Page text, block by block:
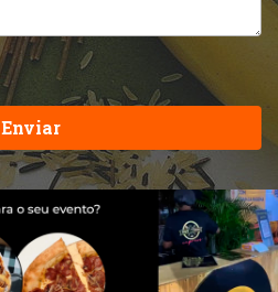
Enviar